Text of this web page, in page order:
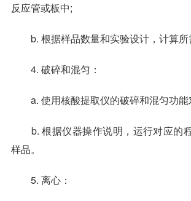
反应管或板中;
b. 根据样品数量和实验设计，计算所
4. 破碎和混匀：
a. 使用核酸提取仪的破碎和混匀功能
b. 根据仪器操作说明，运行对应的
样品。
5. 离心：